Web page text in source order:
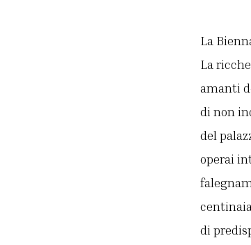
La
La
amanti
di non
del
operai
di